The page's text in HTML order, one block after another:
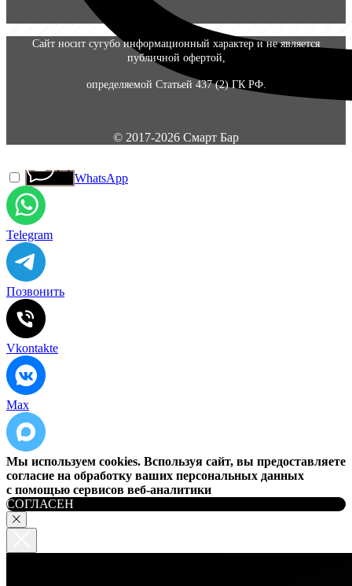
Сайт носит сугубо информационный характер и не является
публичной офертой,
определяемой Статьей 437 (2) ГК РФ.
© 2017-2026 Смарт Бар
WhatsApp
Telegram
Позвонить
Vkontakte
Max
Мы используем cookies. Bспользуя сайт, вы предоставляете
согласие на обработку ваших персональных данных
с помощью сервисов веб-аналитики
СОГЛАСЕН